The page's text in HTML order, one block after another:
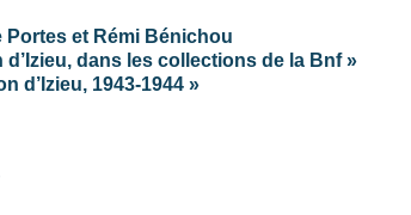
et Rémi Bénichou
dans les collections de la Bnf »
d’Izieu, 1943-1944 »